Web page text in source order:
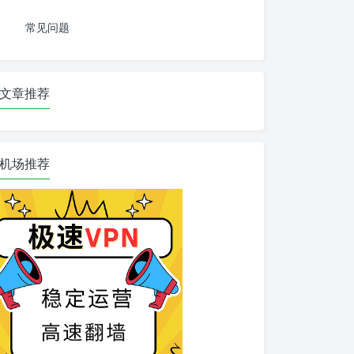
常见问题
文章推荐
机场推荐